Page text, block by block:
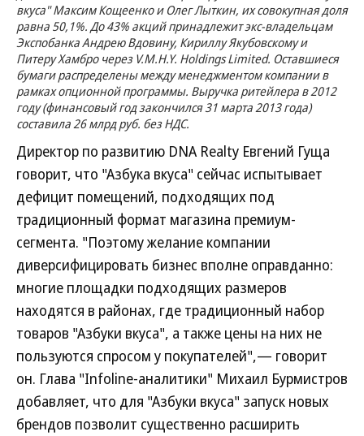
вкуса" Максим Кощеенко и Олег Лыткин, их совокупная доля
равна 50,1%. До 43% акций принадлежит экс-владельцам
Экспобанка Андрею Вдовину, Кириллу Якубовскому и
Питеру Хамбро через V.M.H.Y. Holdings Limited. Оставшиеся
бумаги распределены между менеджментом компании в
рамках опционной программы. Выручка ритейлера в 2012
году (финансовый год закончился 31 марта 2013 года)
составила 26 млрд руб. без НДС.
Директор по развитию DNA Realty Евгений Гуща
говорит, что "Азбука вкуса" сейчас испытывает
дефицит помещений, подходящих под
традиционный формат магазина премиум-
сегмента. "Поэтому желание компании
диверсифицировать бизнес вполне оправданно:
многие площадки подходящих размеров
находятся в районах, где традиционный набор
товаров "Азбуки вкуса", а также цены на них не
пользуются спросом у покупателей",— говорит
он. Глава "Infoline-аналитики" Михаил Бурмистров
добавляет, что для "Азбуки вкуса" запуск новых
брендов позволит существенно расширить